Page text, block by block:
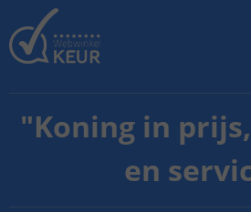
"Koning in
en